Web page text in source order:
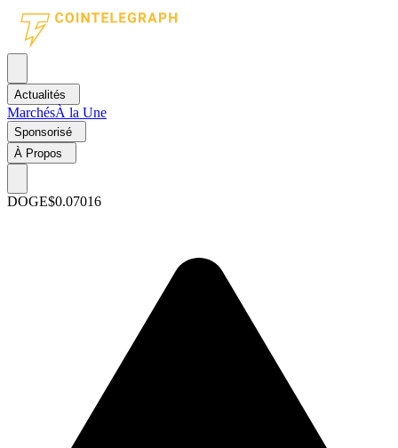
Actualités
MarchésÀ la Une
Sponsorisé
À Propos
DOGE$0.07016